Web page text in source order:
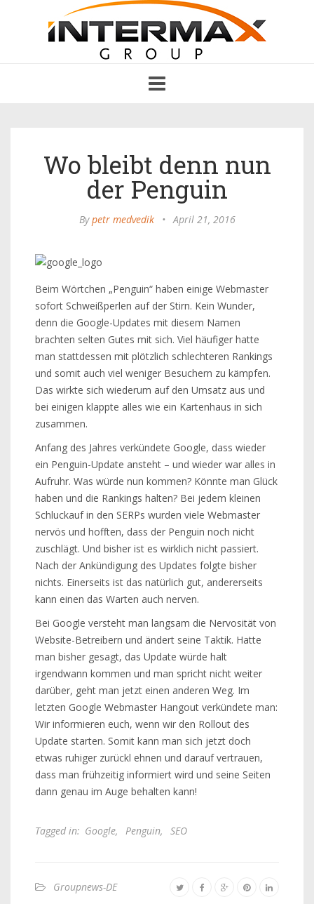
navigation
Wo bleibt denn nun
der Penguin
Bypetr medvedik • April 21, 2016
Beim Wörtchen „Penguin“ haben einige Webmaster
sofort Schweißperlen auf der Stirn. Kein Wunder,
denn die Google-Updates mit diesem Namen
brachten selten Gutes mit sich. Viel häufiger hatte
man stattdessen mit plötzlich schlechteren Rankings
und somit auch viel weniger Besuchern zu kämpfen.
Das wirkte sich wiederum auf den Umsatz aus und
bei einigen klappte alles wie ein Kartenhaus in sich
zusammen.
Anfang des Jahres verkündete Google, dass wieder
ein Penguin-Update ansteht – und wieder war alles in
Aufruhr. Was würde nun kommen? Könnte man Glück
haben und die Rankings halten? Bei jedem kleinen
Schluckauf in den SERPs wurden viele Webmaster
nervös und hofften, dass der Penguin noch nicht
zuschlägt. Und bisher ist es wirklich nicht passiert.
Nach der Ankündigung des Updates folgte bisher
nichts. Einerseits ist das natürlich gut, andererseits
kann einen das Warten auch nerven.
Bei Google versteht man langsam die Nervosität von
Website-Betreibern und ändert seine Taktik. Hatte
man bisher gesagt, das Update würde halt
irgendwann kommen und man spricht nicht weiter
darüber, geht man jetzt einen anderen Weg. Im
letzten Google Webmaster Hangout verkündete man:
Wir informieren euch, wenn wir den Rollout des
Update starten. Somit kann man sich jetzt doch
etwas ruhiger zurückl ehnen und darauf vertrauen,
dass man frühzeitig informiert wird und seine Seiten
dann genau im Auge behalten kann!
Tagged in: Google, Penguin, SEO
Groupnews-DE